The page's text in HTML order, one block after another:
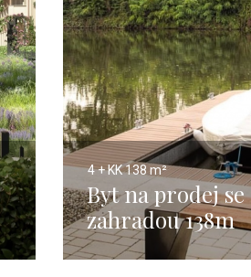
4 + KK138 m²
Byt na prodej se
zahradou 138m